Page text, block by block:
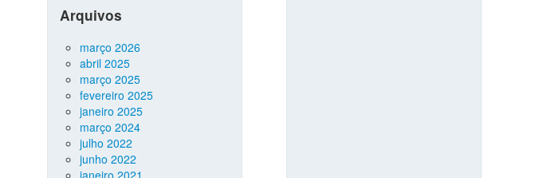
Arquivos
março 2026
abril 2025
março 2025
fevereiro 2025
janeiro 2025
março 2024
julho 2022
junho 2022
janeiro 2021